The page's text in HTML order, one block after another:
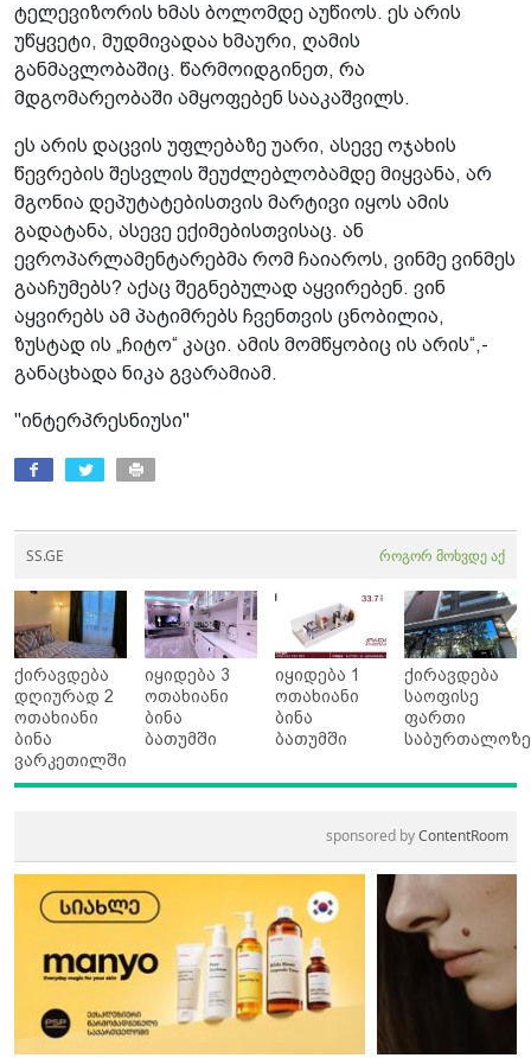
ტელევიზორის ხმას ბოლომდე აუწიოს. ეს არის
უწყვეტი, მუდმივადაა ხმაური, ღამის
განმავლობაშიც. წარმოიდგინეთ, რა
მდგომარეობაში ამყოფებენ სააკაშვილს.
ეს არის დაცვის უფლებაზე უარი, ასევე ოჯახის
წევრების შესვლის შეუძლებლობამდე მიყვანა, არ
მგონია დეპუტატებისთვის მარტივი იყოს ამის
გადატანა, ასევე ექიმებისთვისაც. ან
ევროპარლამენტარებმა რომ ჩაიაროს, ვინმე ვინმეს
გააჩუმებს? აქაც შეგნებულად აყვირებენ. ვინ
აყვირებს ამ პატიმრებს ჩვენთვის ცნობილია,
ზუსტად ის „ჩიტო“ კაცი. ამის მომწყობიც ის არის“,-
განაცხადა ნიკა გვარამიამ.
"ინტერპრესნიუსი"
SS.GE როგორ მოხვდე აქ
ქირავდება
დღიურად 2
ოთახიანი
ბინა
ვარკეთილში
იყიდება 3
ოთახიანი
ბინა
ბათუმში
იყიდება 1
ოთახიანი
ბინა
ბათუმში
ქირავდება
საოფისე
ფართი
საბურთალოზე
sponsored byContentRoom